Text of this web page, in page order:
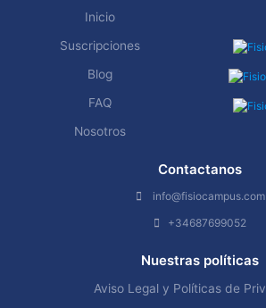
Inicio
Suscripciones
Blog
FAQ
Nosotros
Contactanos
info@fisiocampus.com
+34687699052
Nuestras políticas
Aviso Legal y Políticas de